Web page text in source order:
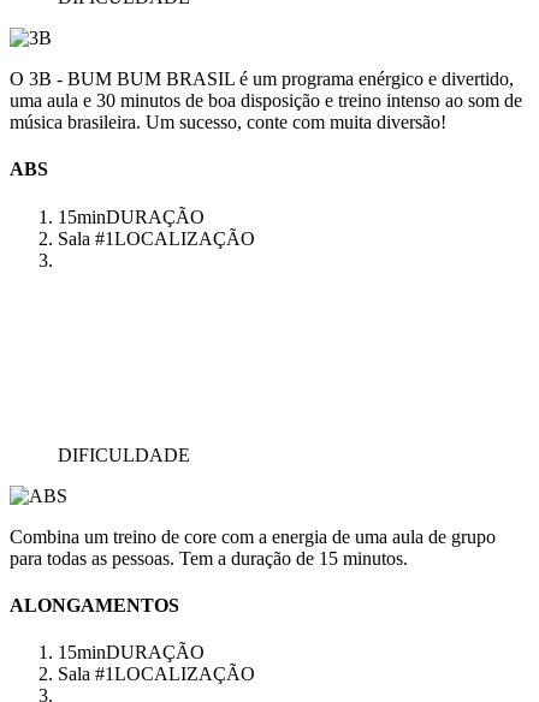
O 3B - BUM BUM BRASIL é um programa enérgico e divertido,
uma aula e 30 minutos de boa disposição e treino intenso ao som de
música brasileira. Um sucesso, conte com muita diversão!
ABS
15minDURAÇÃO
Sala #1LOCALIZAÇÃO
DIFICULDADE
Combina um treino de core com a energia de uma aula de grupo
para todas as pessoas. Tem a duração de 15 minutos.
ALONGAMENTOS
15minDURAÇÃO
Sala #1LOCALIZAÇÃO